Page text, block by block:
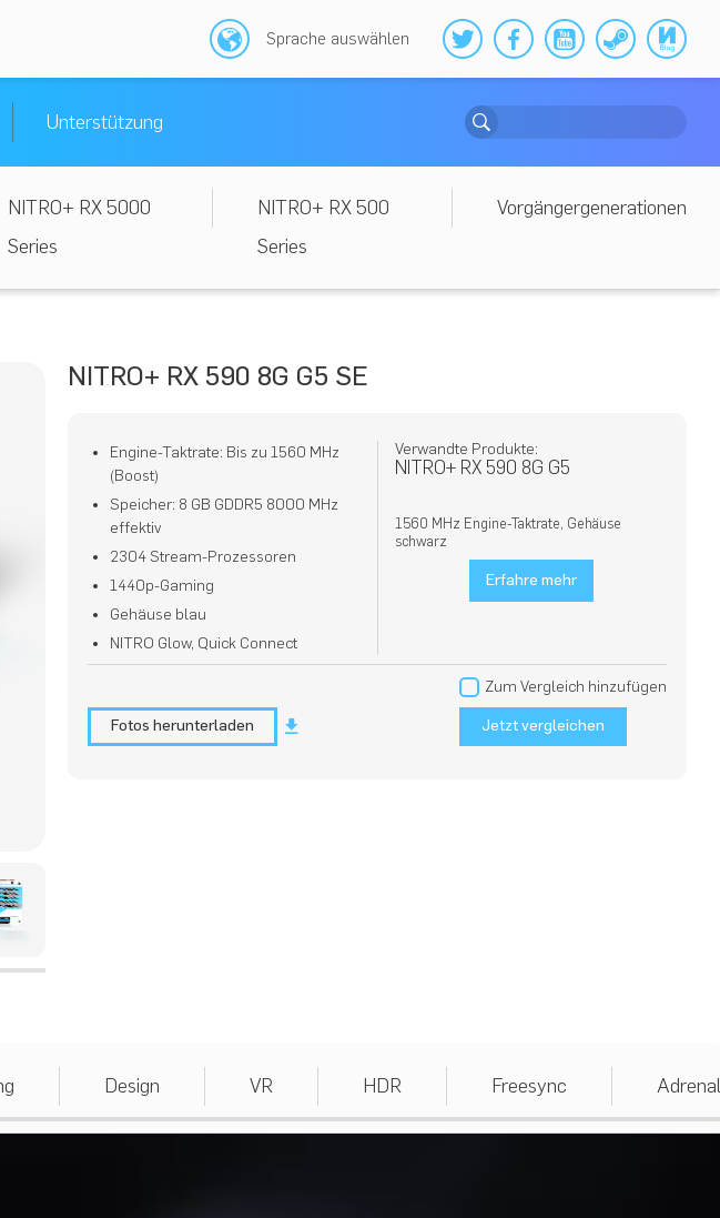
Sprache auswählen
Unterstützung
NITRO+ RX 5000
Series
NITRO+ RX 500
Series
Vorgängergenerationen
NITRO+ RX 590 8G G5 SE
Engine-Taktrate: Bis zu 1560 MHz
(Boost)
Speicher: 8 GB GDDR5 8000 MHz
effektiv
2304 Stream-Prozessoren
1440p-Gaming
Gehäuse blau
NITRO Glow, Quick Connect
Verwandte Produkte:
NITRO+ RX 590 8G G5
1560 MHz Engine-Taktrate, Gehäuse
schwarz
Erfahre mehr
Fotos herunterladen
Zum Vergleich hinzufügen
Jetzt vergleichen
Design VR HDR Freesync